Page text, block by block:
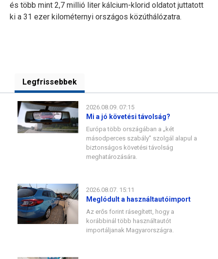
és több mint 2,7 millió liter kálcium-klorid oldatot juttatott
ki a 31 ezer kilométernyi országos közúthálózatra.
Legfrissebbek
2026.08.09. 07:15
Mi a jó követési távolság?
Európa több országában a „két
másodperces szabály” szolgál alapul a
biztonságos követési távolság
meghatározására.
2026.08.07. 15:11
Meglódult a használtautóimport
Az erős forint rásegített, hogy a
korábbinál több használtautót
importáljanak Magyarországra.